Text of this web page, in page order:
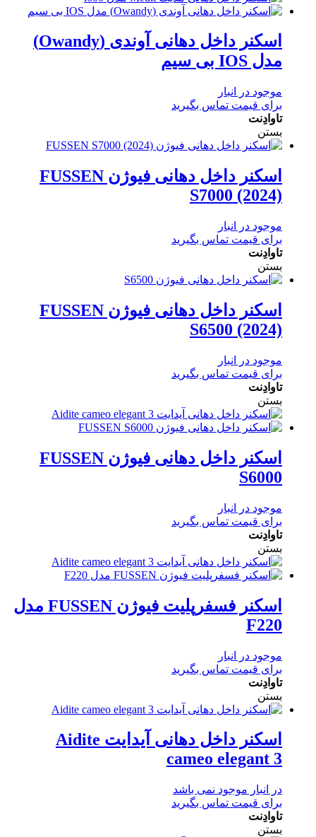
اسکنر داخل دهانی آوندی (Owandy)
مدل IOS بی سیم
موجود در انبار
برای قیمت تماس بگیرید
تاوادِنت
بستن
اسکنر داخل دهانی فیوژن FUSSEN
S7000 (2024)
موجود در انبار
برای قیمت تماس بگیرید
تاوادِنت
بستن
اسکنر داخل دهانی فیوژن FUSSEN
S6500 (2024)
موجود در انبار
برای قیمت تماس بگیرید
تاوادِنت
بستن
اسکنر داخل دهانی فیوژن FUSSEN
S6000
موجود در انبار
برای قیمت تماس بگیرید
تاوادِنت
بستن
اسکنر فسفرپلیت فیوژن FUSSEN مدل
F220
موجود در انبار
برای قیمت تماس بگیرید
تاوادِنت
بستن
اسکنر داخل دهانی آیدایت Aidite
cameo elegant 3
در انبار موجود نمی باشد
برای قیمت تماس بگیرید
تاوادِنت
بستن